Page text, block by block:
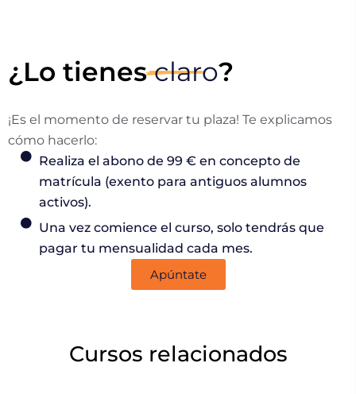
¿Lo tienesclaro?
¡Es el momento de reservar tu plaza! Te explicamos
cómo hacerlo:
Realiza el abono de 99 € en concepto de
matrícula (exento para antiguos alumnos
activos).
Una vez comience el curso, solo tendrás que
pagar tu mensualidad cada mes.
Apúntate
Cursos relacionados